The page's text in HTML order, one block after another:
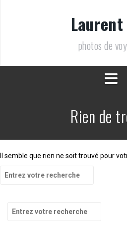
Laurent
photos de
Rien de
Il semble que rien ne soit trouvé pour
pour
pour